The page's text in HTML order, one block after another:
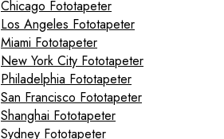
Chicago Fototapeter
Los Angeles Fototapeter
Miami Fototapeter
New York City Fototapeter
Philadelphia Fototapeter
San Francisco Fototapeter
Shanghai Fototapeter
Sydney Fototapeter